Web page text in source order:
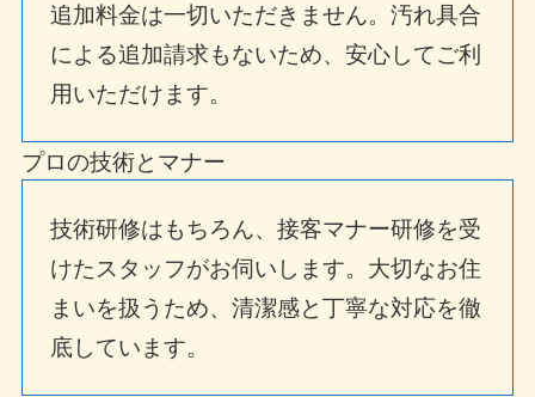
追加料金は一切いただきません。汚れ具合
による追加請求もないため、安心してご利
用いただけます。
プロの技術とマナー
技術研修はもちろん、接客マナー研修を受
けたスタッフがお伺いします。大切なお住
まいを扱うため、清潔感と丁寧な対応を徹
底しています。